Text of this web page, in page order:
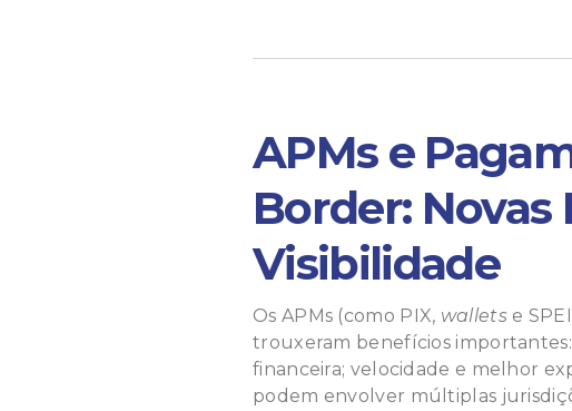
APMs e
Border: Novas
Visibilidade
Os APMs (como PIX, walletse
trouxeram benefícios
financeira; velocidade e melhor
podem envolver múltiplas